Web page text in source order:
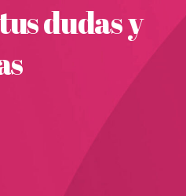
dudas y